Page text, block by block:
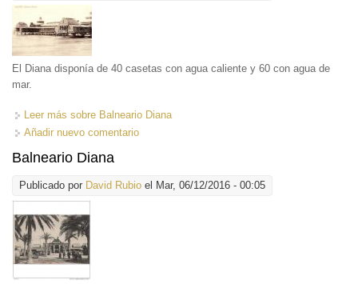
El Diana disponía de 40 casetas con agua caliente y 60 con agua de
mar.
Leer más sobre Balneario Diana
Añadir nuevo comentario
Balneario Diana
Publicado por David Rubio el Mar, 06/12/2016 - 00:05